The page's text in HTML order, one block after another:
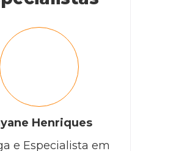
Henriques
e Especialista em